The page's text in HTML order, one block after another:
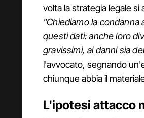
volta la strategia legale si
"Chiediamo la
questi dati: anche loro
gravissimi, ai danni sia
l'avvocato, segnando
chiunque abbia il
L'ipotesi attacco